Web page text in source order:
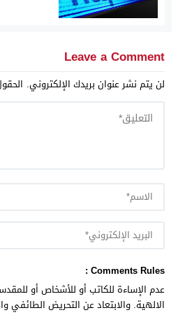
Leave a Comment
لن يتم نشر عنوان بريدك الإلكتروني.
Comments Rules :
عدم الإساءة للكاتب أو للأشخاص أو
الالهية. والابتعاد عن التحريض الطائفي